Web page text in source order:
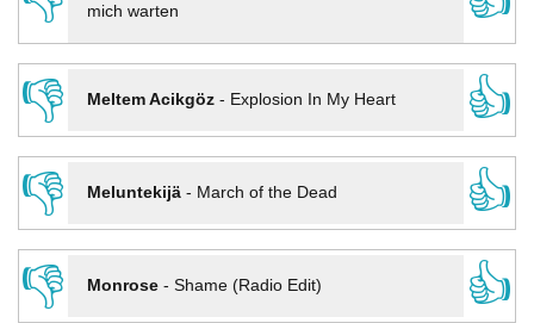
mich warten
👎
Meltem Acikgöz- Explosion In My Heart
👍
👎
Meluntekijä- March of the Dead
👍
👎
Monrose- Shame (Radio Edit)
👍